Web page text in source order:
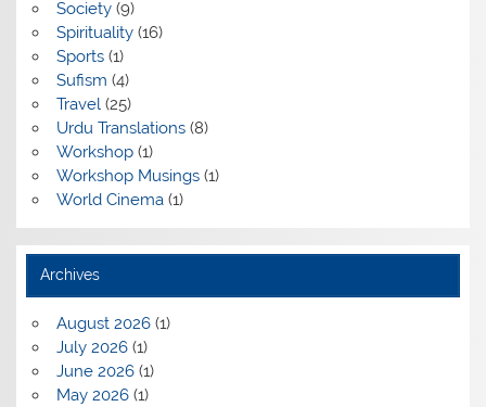
Society(9)
Spirituality(16)
Sports(1)
Sufism (4)
Travel(25)
Urdu Translations(8)
Workshop(1)
Workshop Musings(1)
World Cinema(1)
Archives
August 2026(1)
July 2026(1)
June 2026(1)
May 2026(1)